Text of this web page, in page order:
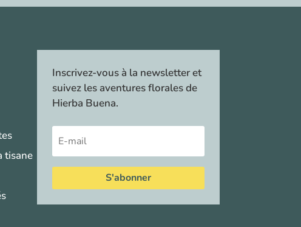
tisane
Inscrivez-vous à la newsletter et
suivez les aventures florales de
Hierba Buena.
S'abonner